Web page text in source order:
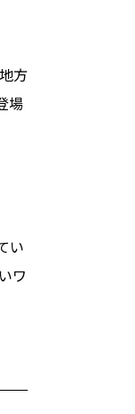
方
場
い
ワ